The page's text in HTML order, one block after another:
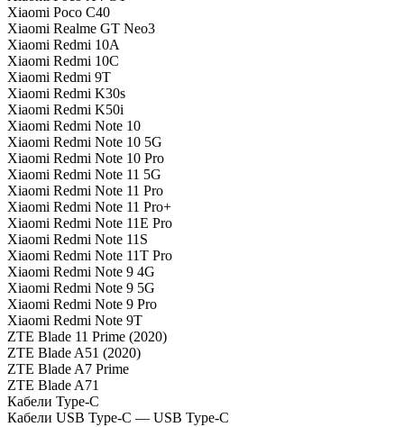
Xiaomi Poco С40
Xiaomi Realme GT Neo3
Xiaomi Redmi 10A
Xiaomi Redmi 10C
Xiaomi Redmi 9T
Xiaomi Redmi K30s
Xiaomi Redmi K50i
Xiaomi Redmi Note 10
Xiaomi Redmi Note 10 5G
Xiaomi Redmi Note 10 Pro
Xiaomi Redmi Note 11 5G
Xiaomi Redmi Note 11 Pro
Xiaomi Redmi Note 11 Pro+
Xiaomi Redmi Note 11E Pro
Xiaomi Redmi Note 11S
Xiaomi Redmi Note 11T Pro
Xiaomi Redmi Note 9 4G
Xiaomi Redmi Note 9 5G
Xiaomi Redmi Note 9 Pro
Xiaomi Redmi Note 9T
ZTE Blade 11 Prime (2020)
ZTE Blade A51 (2020)
ZTE Blade A7 Prime
ZTE Blade A71
Кабели Type-C
Кабели USB Type-C — USB Type-C